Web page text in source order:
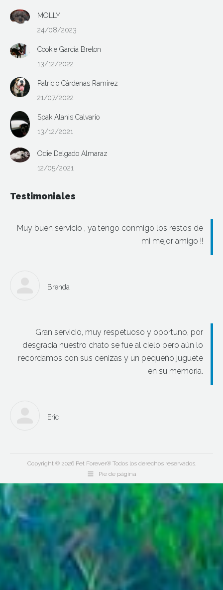
MOLLY
24/08/2023
Cookie García Breton
13/12/2022
Patricio Cárdenas Ramírez
21/07/2022
Spak Alanis Calvario
13/12/2021
Odie Delgado Almaraz
12/05/2021
Testimoniales
Muy buen servicio , ya tengo conmigo los restos de
mi mejor amigo !!
Brenda
Gran servicio, muy respetuoso y oportuno, por
desgracia nuestro chato se fue al cielo pero aún lo
recordamos con sus cenizas y un pequeño juguete
en su memoria.
Eric
Copyright © 2026 Pet Forever® Todos los derechos reservados.
Pie de página